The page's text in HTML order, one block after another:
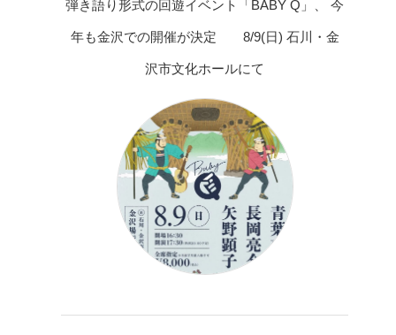
弾き語り形式の回遊イベント「BABY Q」、 今
年も金沢での開催が決定 8/9(日) 石川・金
沢市文化ホールにて